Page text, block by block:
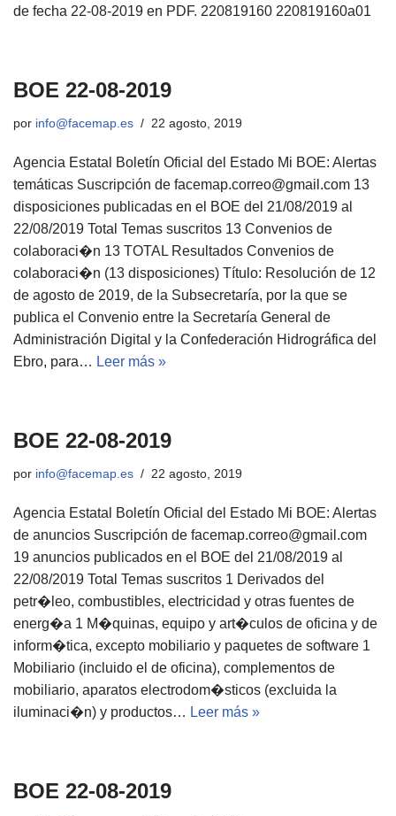
de fecha 22-08-2019 en PDF. 220819160 220819160a01
BOE 22-08-2019
por info@facemap.es 22 agosto, 2019
Agencia Estatal Boletín Oficial del Estado Mi BOE: Alertas
temáticas Suscripción de facemap.correo@gmail.com 13
disposiciones publicadas en el BOE del 21/08/2019 al
22/08/2019 Total Temas suscritos 13 Convenios de
colaboraci�n 13 TOTAL Resultados Convenios de
colaboraci�n (13 disposiciones) Título: Resolución de 12
de agosto de 2019, de la Subsecretaría, por la que se
publica el Convenio entre la Secretaría General de
Administración Digital y la Confederación Hidrográfica del
Ebro, para… Leer más »
BOE 22-08-2019
por info@facemap.es 22 agosto, 2019
Agencia Estatal Boletín Oficial del Estado Mi BOE: Alertas
de anuncios Suscripción de facemap.correo@gmail.com
19 anuncios publicados en el BOE del 21/08/2019 al
22/08/2019 Total Temas suscritos 1 Derivados del
petr�leo, combustibles, electricidad y otras fuentes de
energ�a 1 M�quinas, equipo y art�culos de oficina y de
inform�tica, excepto mobiliario y paquetes de software 1
Mobiliario (incluido el de oficina), complementos de
mobiliario, aparatos electrodom�sticos (excluida la
iluminaci�n) y productos… Leer más »
BOE 22-08-2019